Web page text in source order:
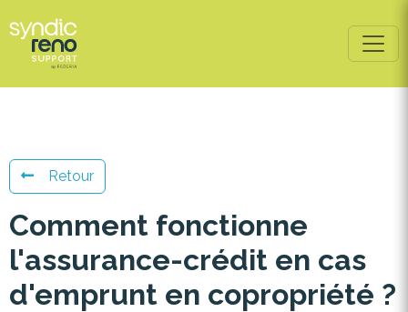
Retour
Comment fonctionne
l'assurance-crédit en cas
d'emprunt en copropriété ?